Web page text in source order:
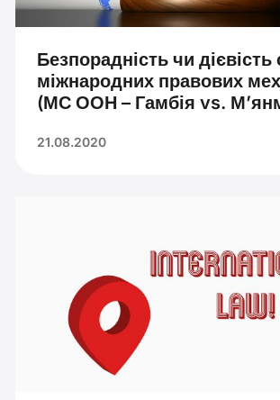
Безпорадність чи дієвість
міжнародних правових
(МС ООН – Гамбія vs.
21.08.2020